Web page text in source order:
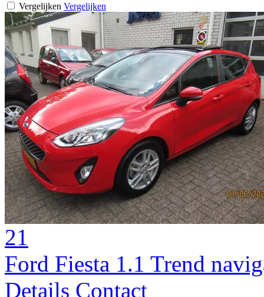
Vergelijken Vergelijken
21
Ford Fiesta 1.1 Trend
Details Contact